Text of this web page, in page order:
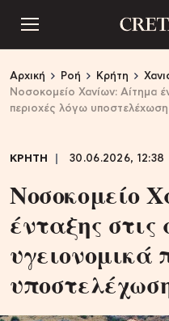
Αρχική Ροή Κρήτη
Νοσοκομείο Χανίων: Αίτημα
περιοχές λόγω
ΚΡΗΤΗ 30.06.2026, 12:38
Νοσοκομείο
ένταξης στις
υγειονομικά